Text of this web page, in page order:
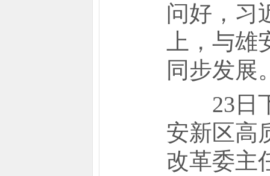
问好，习
上，与
同步发展
23日下
安新区高
改革委主